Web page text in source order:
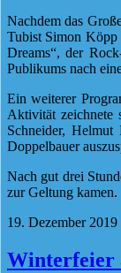
Nachdem das
Tubist Simon Köpp
Dreams“, der
Publikums nach
Ein weiterer
Aktivität zeichnete
Schneider,
Doppelbauer
Nach gut drei
zur Geltung kamen.
19. Dezember 2019
Winterfeier